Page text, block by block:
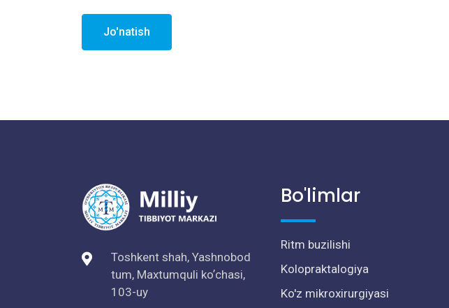
Jo'natish
Toshkent shah, Yashnobod
tum, Maxtumquli koʼchasi,
103-uy
Bo'limlar
Ritm buzilishi
Kolopraktalogiya
Ko'z mikroxirurgiyasi